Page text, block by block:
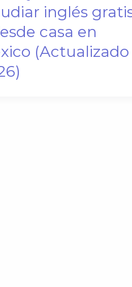
inglés
casa en
(Actualizado